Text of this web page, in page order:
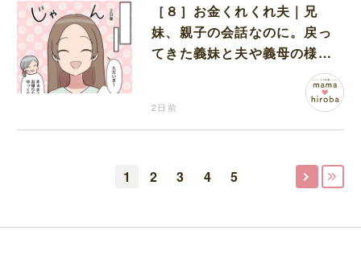
［８］お金くれくれ夫｜兄
妹、親子の会話なのに。戻っ
てきた義妹と夫や義母の様子
2日前
1 2 3 4 5